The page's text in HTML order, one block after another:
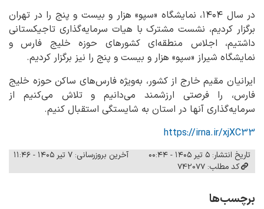
در سال ۱۴۰۴، نمایشگاه «سپو» هزار و بیست و پنج را در تهران
برگزار کردیم، نشست مشترک با هیات سرمایه‌گذاری تاجیکستانی
داشتیم، اجلاس منطقه‌ای کشورهای حوزه خلیج فارس و
نمایشگاه شیراز «سپو» هزار و بیست و پنج را نیز برگزار کردیم.
ایرانیان مقیم خارج از کشور، به‌ویژه فارس‌های ساکن حوزه خلیج
فارس، را فرصتی ارزشمند می‌دانیم و تلاش می‌کنیم از
سرمایه‌گذاری آنها در استان به شایستگی استقبال کنیم.
https://irna.ir/xjXC33
تاریخ انتشار: ۵ تیر ۱۴۰۵ - ۰۰:۴۴
آخرین بروزرسانی: ۷ تیر ۱۴۰۵ - ۱۱:۴۶
کد مطلب: 742077
برچسب‌ها